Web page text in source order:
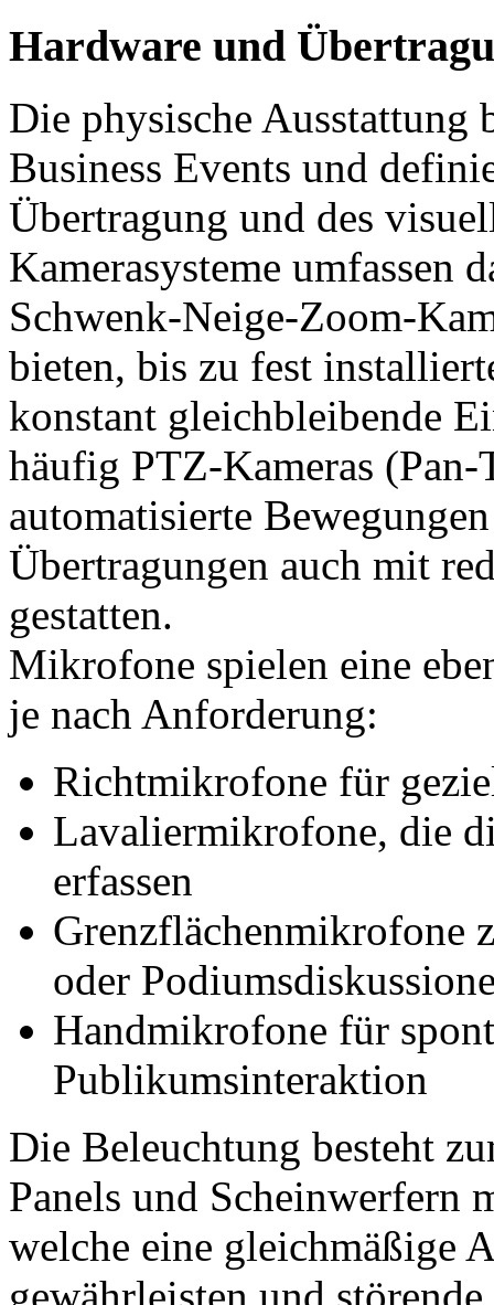
Hardware und
Die physische
Business Events und
Übertragung und des
Kamerasysteme umfassen
Schwenk-Neige-Zoom-
bieten, bis zu fest
konstant gleichbleibende
häufig PTZ-Kameras
automatisierte
Übertragungen auch mit
gestatten.
Mikrofone spielen eine
je nach Anforderung:
Richtmikrofone für
Lavaliermikrofone, die
erfassen
Grenzflächenmikrofone
oder
Handmikrofone für
Publikumsinteraktion
Die Beleuchtung besteht
Panels und Scheinwerfern
welche eine gleichmäßige
gewährleisten und